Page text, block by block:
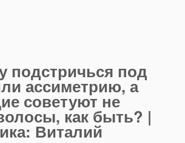
подстричься под
ассиметрию, а
советуют не
как быть? |
Виталий